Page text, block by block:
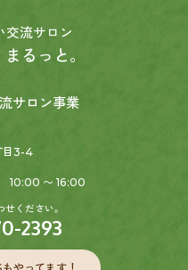
交流サロン
るっと。
サロン事業
目3-4
10:00 〜 16:00
ください。
2393